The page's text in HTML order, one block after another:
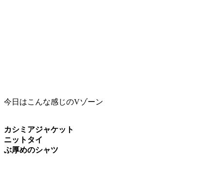
今日はこんな感じのVゾーン
カシミアジャケット
ニットタイ
ぶ厚めのシャツ